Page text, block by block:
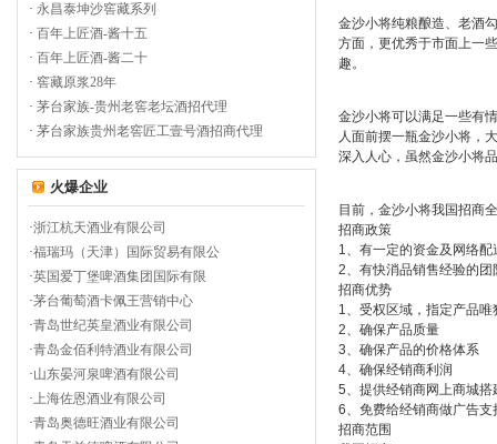
· 永昌泰坤沙窖藏系列
· 百年上匠酒-酱十五
· 百年上匠酒-酱二十
· 窖藏原浆28年
· 茅台家族-贵州老窖老坛酒招代理
· 茅台家族贵州老窖匠工壹号酒招商代理
火爆企业
·浙江杭天酒业有限公司
·福瑞玛（天津）国际贸易有限公
·英国爱丁堡啤酒集团国际有限
·茅台葡萄酒卡佩王营销中心
·青岛世纪英皇酒业有限公司
·青岛金佰利特酒业有限公司
·山东晏河泉啤酒有限公司
·上海佐恩酒业有限公司
·青岛奥德旺酒业有限公司
金沙小将纯粮酿造、老酒
方面，更优秀于市面上一
趣。
金沙小将可以满足一些有
人面前摆一瓶金沙小将，
深入人心，虽然金沙小将
目前，金沙小将我国招商
招商政策
1、有一定的资金及网络配
2、有快消品销售经验的团
招商优势
1、受权区域，指定产品唯
2、确保产品质量
3、确保产品的价格体系
4、确保经销商利润
5、提供经销商网上商城搭
6、免费给经销商做广告支
招商范围